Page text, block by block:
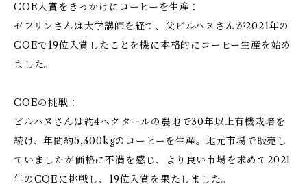
COE入賞をきっかけにコーヒーを生産：
ゼフリンさんは大学講師を経て、父ビルハヌさんが2021年の
COEで19位入賞したことを機に本格的にコーヒー生産を始め
ました。
COEの挑戦：
ビルハヌさんは約4ヘクタールの農地で30年以上有機栽培を
続け、年間約5,300kgのコーヒーを生産。地元市場で販売し
ていましたが価格に不満を感じ、より良い市場を求めて2021
年のCOEに挑戦し、19位入賞を果たしました。